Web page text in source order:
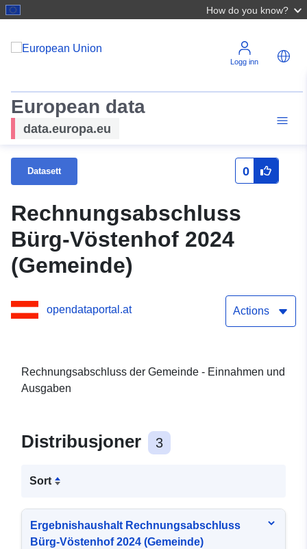
How do you know?
Logg inn
European data
data.europa.eu
Datasett 0
Rechnungsabschluss
Bürg-Vöstenhof 2024
(Gemeinde)
opendataportal.at Actions
Rechnungsabschluss der Gemeinde - Einnahmen und
Ausgaben
Distribusjoner 3
Sort
Ergebnishaushalt Rechnungsabschluss
Bürg-Vöstenhof 2024 (Gemeinde)